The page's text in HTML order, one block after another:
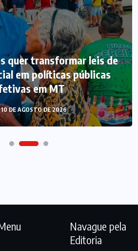
quer transformar leis de
em políticas públicas
em MT
10 DE AGOSTO DE 2026
Navague pela
Editoria